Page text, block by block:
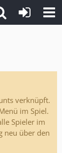
verknüpft.
im Spiel.
Spieler im
neu über den